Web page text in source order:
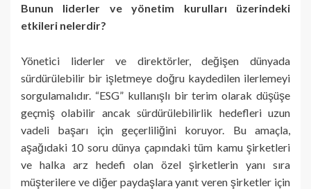
Bunun liderler ve yönetim kurulları üzerindeki
etkileri nelerdir?
Yönetici liderler ve direktörler, değişen dünyada
sürdürülebilir bir işletmeye doğru kaydedilen ilerlemeyi
sorgulamalıdır. “ESG” kullanışlı bir terim olarak düşüşe
geçmiş olabilir ancak sürdürülebilirlik hedefleri uzun
vadeli başarı için geçerliliğini koruyor. Bu amaçla,
aşağıdaki 10 soru dünya çapındaki tüm kamu şirketleri
ve halka arz hedefi olan özel şirketlerin yanı sıra
müşterilere ve diğer paydaşlara yanıt veren şirketler için